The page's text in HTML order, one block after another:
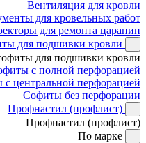
Вентиляция для кровли
для кровельных работ
для ремонта царапин
для подшивки кровли
для подшивки кровли
с полной перфорацией
центральной перфорацией
Софиты без перфорации
Профнастил (профлист)
Профнастил (профлист)
По марке